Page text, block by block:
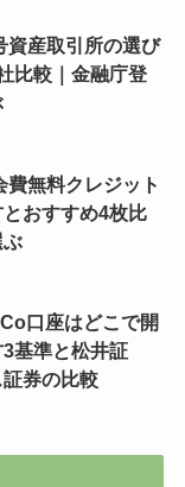
資産取引所の選び
比較｜金融庁登
費無料クレジット
おすすめ4枚比
口座はどこで開
基準と松井証
券の比較